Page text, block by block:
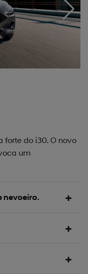
do i30. O novo
um
nevoeiro.